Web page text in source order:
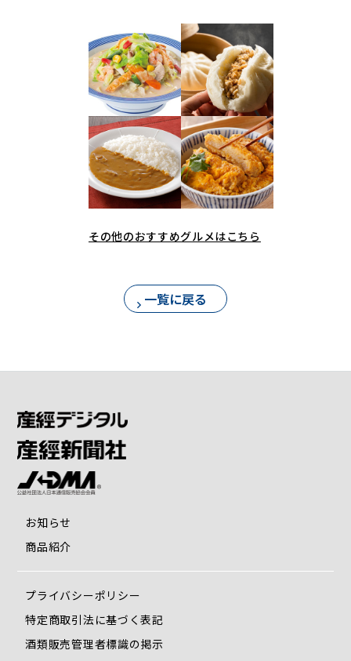
その他のおすすめグルメはこちら
一覧に戻る
お知らせ
商品紹介
プライバシーポリシー
特定商取引法に基づく表記
酒類販売管理者標識の掲示